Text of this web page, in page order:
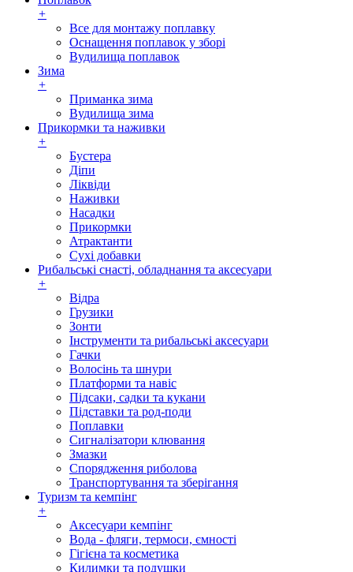
+
Все для монтажу поплавку
Оснащення поплавок у зборі
Вудилища поплавок
Зима
+
Приманка зима
Вудилища зима
Прикормки та наживки
+
Бустера
Діпи
Ліквіди
Наживки
Насадки
Прикормки
Атрактанти
Сухі добавки
Рибальські снасті, обладнання та аксесуари
+
Відра
Грузики
Зонти
Інструменти та рибальські аксесуари
Гачки
Волосінь та шнури
Платформи та навіс
Підсаки, садки та кукани
Підставки та род-поди
Поплавки
Сигналізатори клювання
Змазки
Спорядження риболова
Транспортування та зберігання
Туризм та кемпінг
+
Аксесуари кемпінг
Вода - фляги, термоси, ємності
Гігієна та косметика
Килимки та подушки